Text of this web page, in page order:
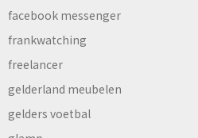
facebook messenger
frankwatching
freelancer
gelderland meubelen
gelders voetbal